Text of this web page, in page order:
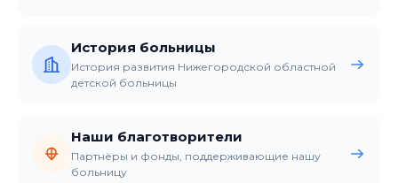
История больницы
История развития Нижегородской областной
детской больницы
Наши благотворители
Партнёры и фонды, поддерживающие нашу
больницу